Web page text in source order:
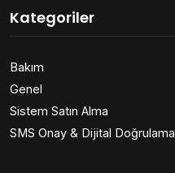
Kategoriler
Bakım
Genel
Sistem Satın Alma
SMS Onay & Dijital Doğrulama